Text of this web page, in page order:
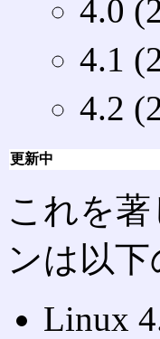
4.0
4.1
4.2
更新中
これを
ンは以下
Linux